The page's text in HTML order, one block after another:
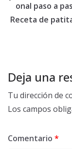
onal paso a
Receta de
Deja una
Tu dirección de
Los campos
Comentario *